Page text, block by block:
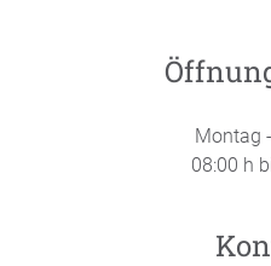
Montag
08:00 h